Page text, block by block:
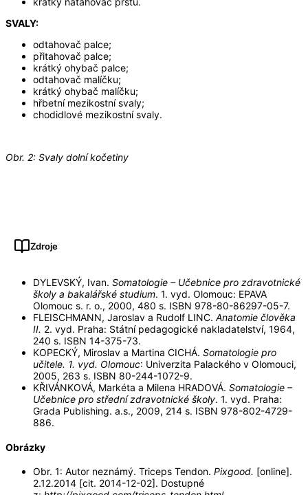
SVALY:
odtahovač palce;
přitahovač palce;
krátký ohybač palce;
odtahovač malíčku;
krátký ohybač malíčku;
hřbetní mezikostní svaly;
chodidlové mezikostní svaly.
Obr. 2: Svaly dolní kočetiny
Zdroje
DYLEVSKÝ, Ivan. Somatologie – Učebnice pro zdravotnické
školy a bakalářské studium. 1. vyd. Olomouc: EPAVA
Olomouc s. r. o., 2000, 480 s. ISBN 978-80-86297-05-7.
FLEISCHMANN, Jaroslav a Rudolf LINC. Anatomie člověka
II. 2. vyd. Praha: Státní pedagogické nakladatelství, 1964,
240 s. ISBN 14-375-73.
KOPECKÝ, Miroslav a Martina CICHÁ. Somatologie pro
učitele. 1. vyd. Olomouc: Univerzita Palackého v Olomouci,
2005, 263 s. ISBN 80-244-1072-9.
KŘIVÁNKOVÁ, Markéta a Milena HRADOVÁ. Somatologie –
Učebnice pro střední zdravotnické školy. 1. vyd. Praha:
Grada Publishing. a.s., 2009, 214 s. ISBN 978-802-4729-
886.
Obrázky
Obr. 1: Autor neznámý. Triceps Tendon. Pixgood. [online].
2.12.2014 [cit. 2014-12-02]. Dostupné